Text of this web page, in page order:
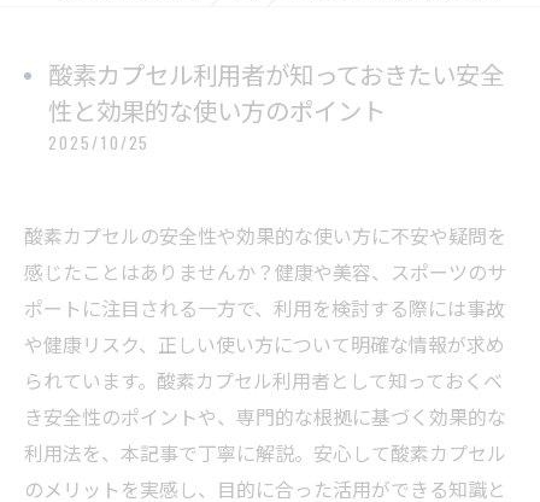
酸素カプセル利用者が知っておきたい安全
性と効果的な使い方のポイント
2025/10/25
酸素カプセルの安全性や効果的な使い方に不安や疑問を
感じたことはありませんか？健康や美容、スポーツのサ
ポートに注目される一方で、利用を検討する際には事故
や健康リスク、正しい使い方について明確な情報が求め
られています。酸素カプセル利用者として知っておくべ
き安全性のポイントや、専門的な根拠に基づく効果的な
利用法を、本記事で丁寧に解説。安心して酸素カプセル
のメリットを実感し、目的に合った活用ができる知識と